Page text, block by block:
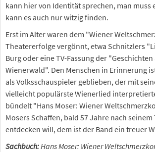
kann hier von Identität sprechen, man muss
kann es auch nur witzig finden.
Erst im Alter waren dem "Wiener
Theatererfolge vergönnt, etwa Schnitzlers
Burg oder eine TV-Fassung der "Geschichten
Wienerwald". Den Menschen in Erinnerung
als Volksschauspieler geblieben, der mit
vielleicht populärste Wienerlied
bündelt "Hans Moser: Wiener
Mosers Schaffen, bald 57 Jahre nach seinem
entdecken will, dem ist der Band ein treuer
Sachbuch:Hans Moser: Wiener